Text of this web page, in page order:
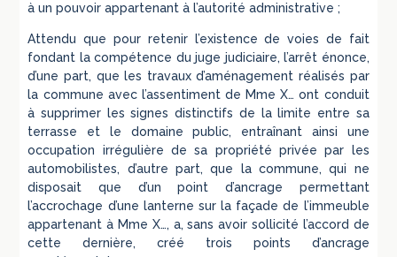
à un pouvoir appartenant à l’autorité administrative ;
Attendu que pour retenir l’existence de voies de fait
fondant la compétence du juge judiciaire, l’arrêt énonce,
d’une part, que les travaux d’aménagement réalisés par
la commune avec l’assentiment de Mme X… ont conduit
à supprimer les signes distinctifs de la limite entre sa
terrasse et le domaine public, entraînant ainsi une
occupation irrégulière de sa propriété privée par les
automobilistes, d’autre part, que la commune, qui ne
disposait que d’un point d’ancrage permettant
l’accrochage d’une lanterne sur la façade de l’immeuble
appartenant à Mme X…, a, sans avoir sollicité l’accord de
cette dernière, créé trois points d’ancrage